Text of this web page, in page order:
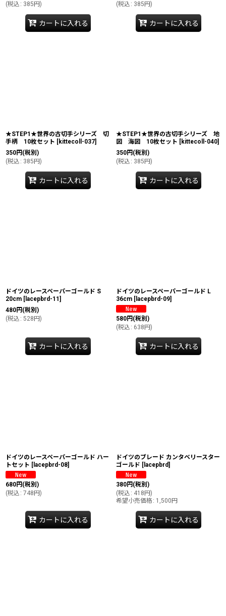
(税込 : 385円)
カートに入れる
(税込 : 385円)
カートに入れる
★STEP1★世界の古切手シリーズ 切
手柄 10枚セット [kittecoll-037]
350円 (税別)
(税込 : 385円)
カートに入れる
★STEP1★世界の古切手シリーズ 地
図 海図 10枚セット [kittecoll-040]
350円 (税別)
(税込 : 385円)
カートに入れる
ドイツのレースペーパーゴールド S
20cm [ lacepbrd-11]
480円 (税別)
(税込 : 528円)
カートに入れる
ドイツのレースペーパーゴールド L
36cm [ lacepbrd-09]
580円 (税別)
(税込 : 638円)
カートに入れる
ドイツのレースペーパーゴールド ハー
トセット [ lacepbrd-08]
680円 (税別)
(税込 : 748円)
カートに入れる
ドイツのブレード カンタベリースター
ゴールド [ lacepbrd]
380円 (税別)
(税込 : 418円)
希望小売価格 : 1,500円
カートに入れる